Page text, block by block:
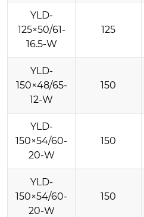
YLD-
125×50/61-
16.5-W
125
YLD-
150×48/65-
12-W
150
YLD-
150×54/60-
20-W
150
YLD-
150×54/60-
20-W
150